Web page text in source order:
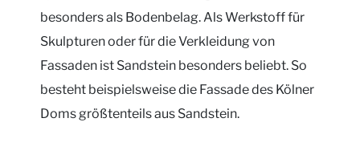
besonders als Bodenbelag. Als Werkstoff für
Skulpturen oder für die Verkleidung von
Fassaden ist Sandstein besonders beliebt. So
besteht beispielsweise die Fassade des Kölner
Doms größtenteils aus Sandstein.